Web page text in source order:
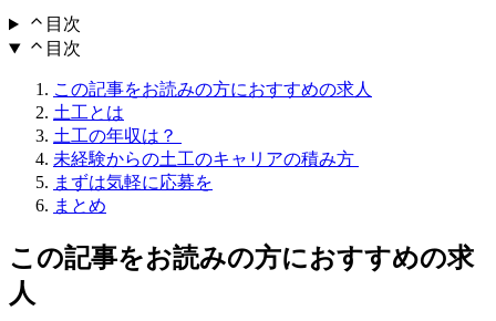
目次
目次
この記事をお読みの方におすすめの求人
土工とは
土工の年収は？
未経験からの土工のキャリアの積み方
まずは気軽に応募を
まとめ
この記事をお読みの方におすすめの求
人